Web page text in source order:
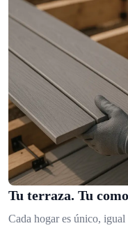
Tu terraza. Tu
Cada hogar es único,